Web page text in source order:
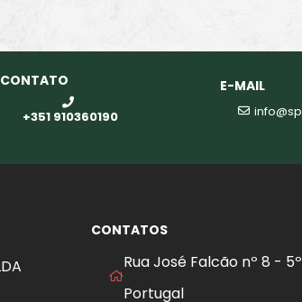
CONTATO
+351 910360190
E-MAIL
CONTATOS
Rua José Falcão nº 8 -
Portugal